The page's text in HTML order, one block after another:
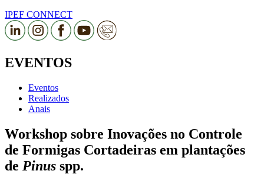
IPEF CONNECT
EVENTOS
Eventos
Realizados
Anais
Workshop sobre Inovações no Controle
de Formigas Cortadeiras em plantações
de Pinus spp.